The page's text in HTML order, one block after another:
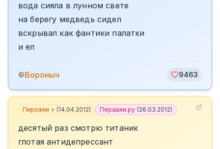
вода сияла в лунном свете
на берегу медведь сидел
вскрывал как фантики палатки
и ел
©Вороныч 9463
Пирожки + (14.04.2012) Перашки.ру (26.03.2012)
десятый раз смотрю титаник
глотая антидепрессант